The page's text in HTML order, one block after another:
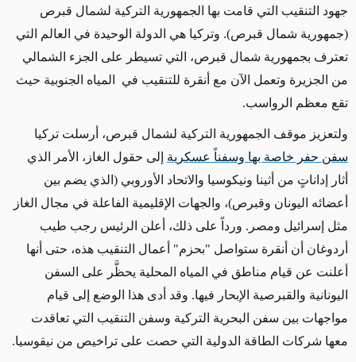
جهود التنقيب التي قامت بها الجمهورية التركية لشمال قبرص
(جمهورية شمال قبرص). وتركيا هي الدولة الوحيدة في العالم التي
تعترف بجمهورية شمال قبرص، التي تسيطر على الجزء الشمالي
من الجزيرة وتعمل الآن مع أنقرة للتنقيب في المياه الجنوبية حيث
تقع معظم الرواسب.
ولتعزيز موقف الجمهورية التركية لشمال قبرص، أرسلت تركيا
سفن حفر خاصة بها وسفناً عسكرية إلى حقول الغاز، الأمر الذي
أثار إداناتٍ من أثينا ونيكوسيا والاتحاد الأوروبي (الذي يضم بين
أعضائه اليونان وقبرص)، والجهات الإقليمية الفاعلة في مجال الغاز
مثل إسرائيل ومصر. ورداً على ذلك، أعلن الرئيس رجب طيب
أردوغان أن أنقرة ستواصل "بحزم" أعمال التنقيب هذه، حتى أنها
أعلنت عن قيام مناطق في المياه المحلية يحظَّر على السفن
اليونانية والقبرصية الإبحار فيها. وقد أدى هذا الوضع إلى قيام
مواجهات بين سفن البحرية التركية وسفن التنقيب التي تعاقدت
معها شركات الطاقة الدولية التي حصت على تراخيص من نيقوسيا.